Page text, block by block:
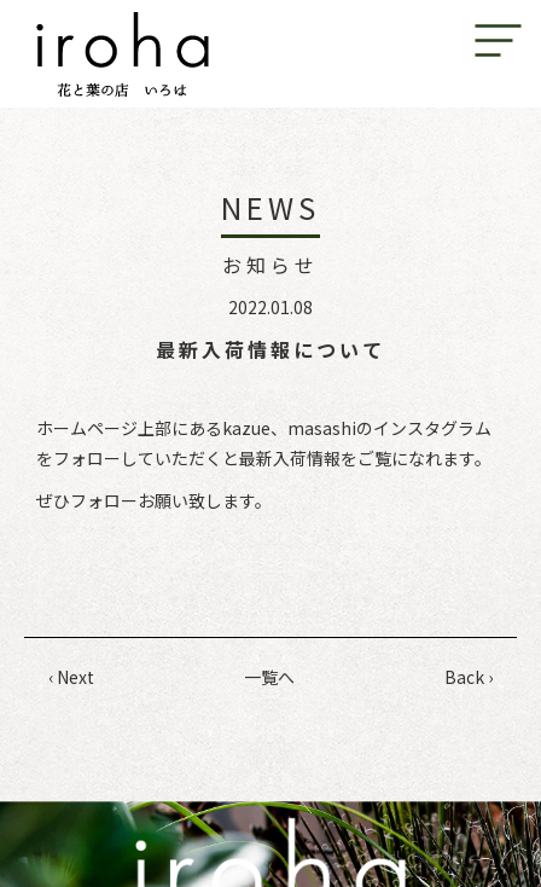
NEWS
お知らせ
2022.01.08
最新入荷情報について
ホームページ上部にあるkazue、masashiのインスタグラム
をフォローしていただくと最新入荷情報をご覧になれます。
ぜひフォローお願い致します。
‹ Next 一覧へ Back ›